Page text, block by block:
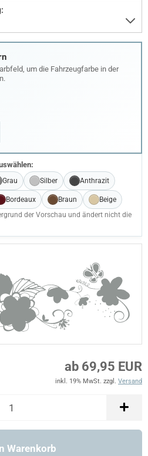
um die Fahrzeugfarbe in der
Grau Silber Anthrazit
Bordeaux Braun
Beige
der Vorschau und ändert nicht die
ab 69,95 EUR
inkl. 19% MwSt. zzgl. Versand
Warenkorb